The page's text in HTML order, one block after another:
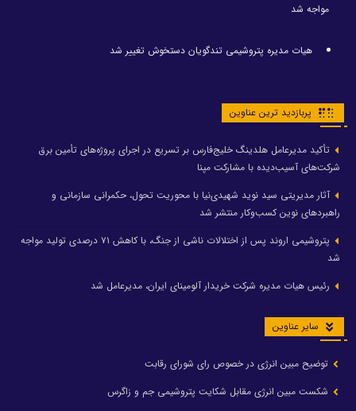
مواجه شد
هیات مدیره پتروشیمی تندگویان دستخوش تغییر شد
پربازدید ترین عناوین
تأکید مدیرعامل هلدینگ خلیج‌فارس بر تسریع در اجرای پروژه‌های تأمین برق
شرکت‌های آسیب‌دیده با مشارکت مپنا
آثار مدیریتی سید نوید شهیدی‌نیا با محوریت تحول، حکمرانی سازمانی و
راهبردهای نوین کسب‌وکار منتشر شد
پتروشیمی اروند پس از اختلالات ناشی از جنگ، با کاهش ۷۱ درصدی تولید مواجه
شد
رئیس هیات مدیره شرکت خریدار آلومینای ایران، مدیرعامل شد
سایر عناوین
توضیح مبین انرژی در خصوص رای شورای رقابت
شکست مبین انرژی مقابل شکایت پتروشیمی جم و زاگرس